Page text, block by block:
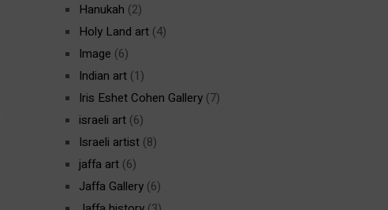
Hanukah (2)
Holy Land art (4)
Image (6)
Indian art (1)
Iris Eshet Cohen Gallery (7)
israeli art (6)
Israeli artist (8)
jaffa art (6)
Jaffa Gallery (6)